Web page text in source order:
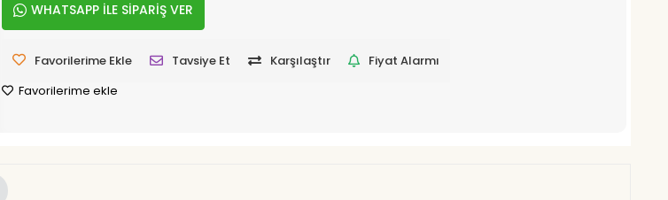
WHATSAPP İLE SİPARİŞ VER
Favorilerime Ekle Tavsiye Et Karşılaştır
Fiyat Alarmı
Favorilerime ekle